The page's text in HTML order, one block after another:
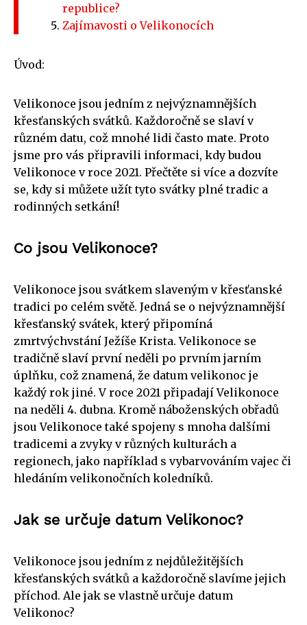
republice?
Zajímavosti o Velikonocích
Úvod:
Velikonoce jsou jedním z nejvýznamnějších
křesťanských svátků. Každoročně se slaví v
různém datu, což mnohé lidi často mate. Proto
jsme pro vás připravili informaci, kdy budou
Velikonoce v roce 2021. Přečtěte si více a dozvíte
se, kdy si můžete užít tyto svátky plné tradic a
rodinných setkání!
Co jsou Velikonoce?
Velikonoce jsou svátkem slaveným v křesťanské
tradici po celém světě. Jedná se o nejvýznamnější
křesťanský svátek, který připomíná
zmrtvýchvstání Ježíše Krista. Velikonoce se
tradičně slaví první neděli po prvním jarním
úplňku, což znamená, že datum velikonoc je
každý rok jiné. V roce 2021 připadají Velikonoce
na neděli 4. dubna. Kromě náboženských obřadů
jsou Velikonoce také spojeny s mnoha dalšími
tradicemi a zvyky v různých kulturách a
regionech, jako například s vybarvováním vajec či
hledáním velikonočních koledníků.
Jak se určuje datum Velikonoc?
Velikonoce jsou jedním z nejdůležitějších
křesťanských svátků a každoročně slavíme jejich
příchod. Ale jak se vlastně určuje datum
Velikonoc?